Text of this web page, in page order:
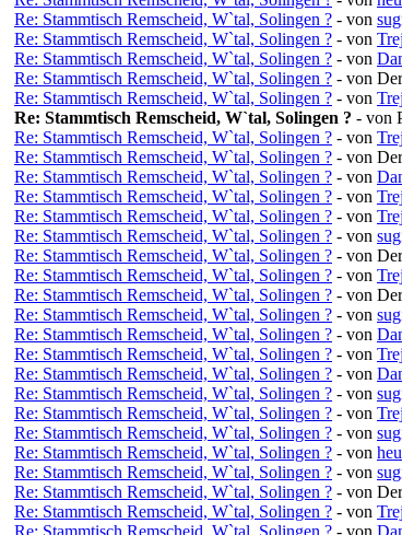
Re: Stammtisch Remscheid, W`tal, Solingen ? - von
Re: Stammtisch Remscheid, W`tal, Solingen ? - von
Re: Stammtisch Remscheid, W`tal, Solingen ? - von
Re: Stammtisch Remscheid, W`tal, Solingen ? - von
Re: Stammtisch Remscheid, W`tal, Solingen ? - von
Re: Stammtisch Remscheid, W`tal, Solingen ? - von
Re: Stammtisch Remscheid, W`tal, Solingen ? - von
Re: Stammtisch Remscheid, W`tal, Solingen ? - von
Re: Stammtisch Remscheid, W`tal, Solingen ? - von
Re: Stammtisch Remscheid, W`tal, Solingen ? - von
Re: Stammtisch Remscheid, W`tal, Solingen ? - von
Re: Stammtisch Remscheid, W`tal, Solingen ? - von
Re: Stammtisch Remscheid, W`tal, Solingen ? - von
Re: Stammtisch Remscheid, W`tal, Solingen ? - von
Re: Stammtisch Remscheid, W`tal, Solingen ? - von
Re: Stammtisch Remscheid, W`tal, Solingen ? - von
Re: Stammtisch Remscheid, W`tal, Solingen ? - von
Re: Stammtisch Remscheid, W`tal, Solingen ? - von
Re: Stammtisch Remscheid, W`tal, Solingen ? - von
Re: Stammtisch Remscheid, W`tal, Solingen ? - von
Re: Stammtisch Remscheid, W`tal, Solingen ? - von
Re: Stammtisch Remscheid, W`tal, Solingen ? - von
Re: Stammtisch Remscheid, W`tal, Solingen ? - von
Re: Stammtisch Remscheid, W`tal, Solingen ? - von
Re: Stammtisch Remscheid, W`tal, Solingen ? - von
Re: Stammtisch Remscheid, W`tal, Solingen ? - von
Re: Stammtisch Remscheid, W`tal, Solingen ? - von